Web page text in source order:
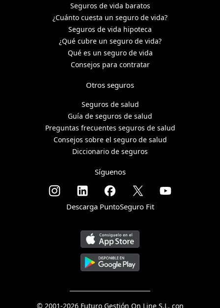
Seguros de vida baratos
¿Cuánto cuesta un seguro de vida?
Seguros de vida hipoteca
¿Qué cubre un seguro de vida?
Qué es un seguro de vida
Consejos para contratar
Otros seguros
Seguros de salud
Guía de seguros de salud
Preguntas frecuentes seguros de salud
Consejos sobre el seguro de salud
Diccionario de seguros
Síguenos
Descarga PuntoSeguro Fit
© 2001-2026 Futuro Gestión On Line S.L. con